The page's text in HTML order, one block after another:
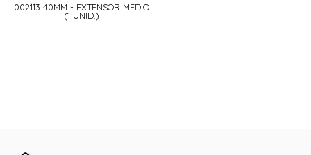
002113 40MM - EXTENSOR MEDIO
(1 UNID.)